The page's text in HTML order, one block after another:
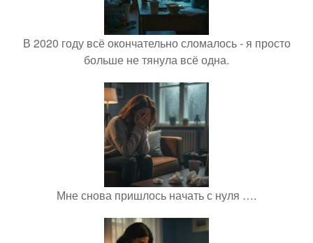
В 2020 году всё окончательно сломалось - я просто
больше не тянула всё одна.
Мне снова пришлось начать с нуля ….